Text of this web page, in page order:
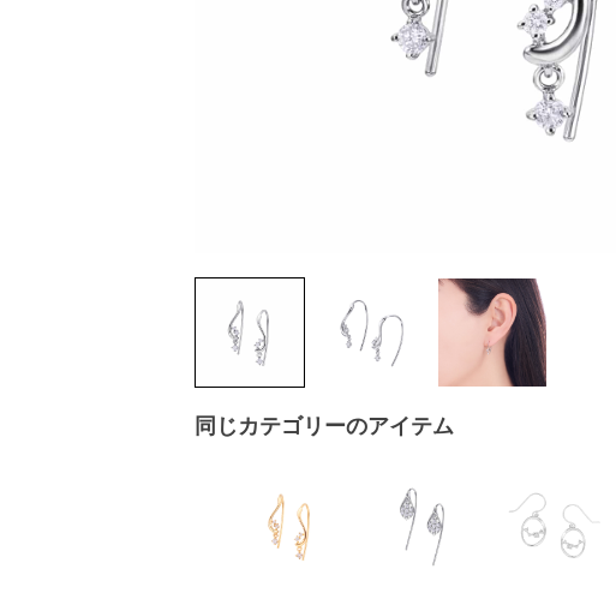
同じカテゴリーのアイテム